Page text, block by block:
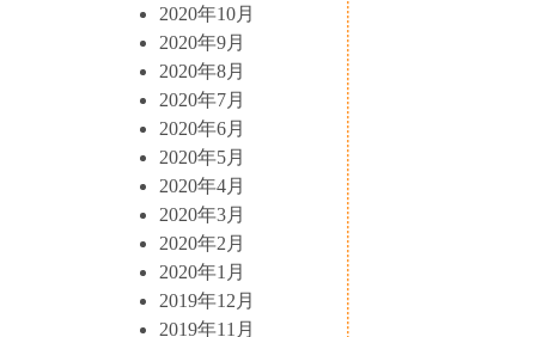
2020年10月
2020年9月
2020年8月
2020年7月
2020年6月
2020年5月
2020年4月
2020年3月
2020年2月
2020年1月
2019年12月
2019年11月